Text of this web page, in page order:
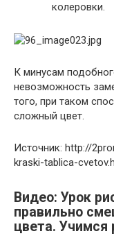
колеровки.
К минусам
невозможность
того, при таком
сложный цвет.
Источник: http://
kraski-tablica-
Видео: Урок
правильно
цвета. Учимся